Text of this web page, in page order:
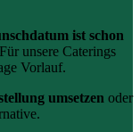
ist schon
Für unsere Caterings
Vorlauf.
umsetzen oder